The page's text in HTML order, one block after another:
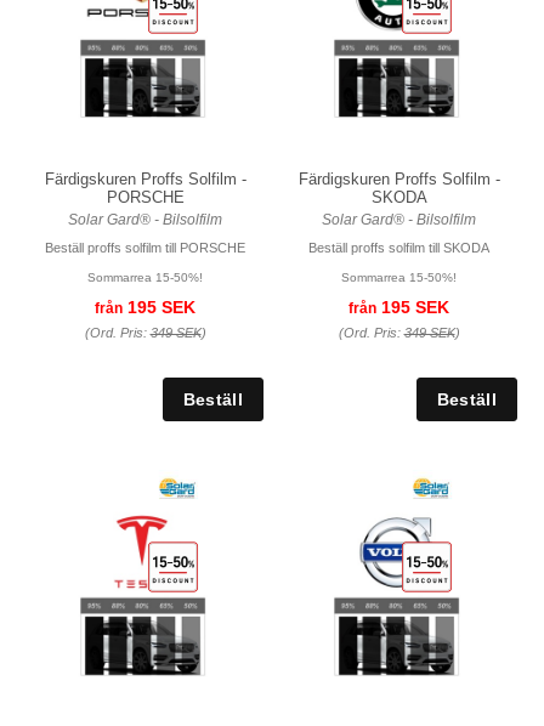
Färdigskuren Proffs Solfilm -
PORSCHE
Solar Gard® - Bilsolfilm
Beställ proffs solfilm till PORSCHE
Sommarrea 15-50%!
från 195 SEK
(Ord. Pris:349 SEK)
Färdigskuren Proffs Solfilm -
SKODA
Solar Gard® - Bilsolfilm
Beställ proffs solfilm till SKODA
Sommarrea 15-50%!
från 195 SEK
(Ord. Pris:349 SEK)